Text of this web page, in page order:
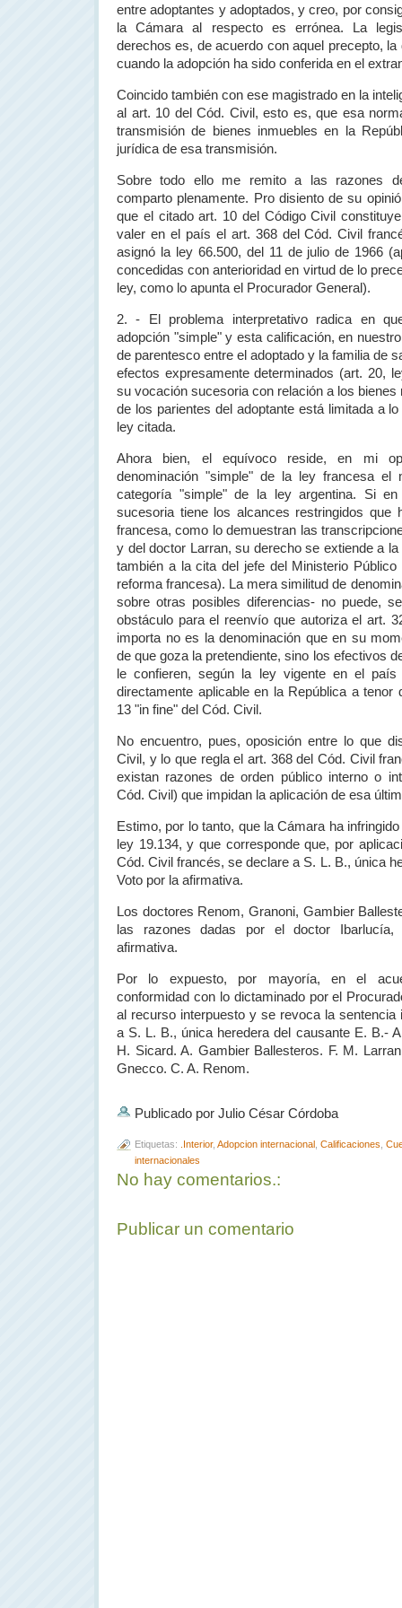
entre adoptantes y adoptados, y creo, por
la Cámara al respecto es errónea. La
derechos es, de acuerdo con aquel precepto, la
cuando la adopción ha sido conferida en el
Coincido también con ese magistrado en la
al art. 10 del Cód. Civil, esto es, que esa
transmisión de bienes inmuebles en
la
jurídica de esa transmisión.
Sobre todo ello me remito a las razones
comparto plenamente. Pro disiento de su
que el citado art. 10 del Código Civil
valer en el país el art. 368 del Cód. Civil
asignó la ley 66.500, del 11 de julio de 1966
concedidas con anterioridad en virtud de lo
ley, como lo apunta el Procurador General).
2. - El problema interpretativo radica en
adopción "simple" y esta calificación, en
de parentesco entre el adoptado y la familia de
efectos expresamente determinados (art. 20,
su vocación sucesoria con relación a los
de los parientes del adoptante está limitada a
ley citada.
Ahora bien, el equívoco reside, en mi
denominación "simple" de la ley francesa el
categoría "simple" de la ley argentina. Si
sucesoria tiene los alcances restringidos que
francesa, como lo demuestran las
y del doctor Larran, su derecho se extiende a
también a la cita del jefe del Ministerio
reforma francesa). La mera similitud de
sobre otras posibles diferencias- no puede,
obstáculo para el reenvío que autoriza el art.
importa no es la denominación que en su
de que goza la pretendiente, sino los efectivos
le confieren, según la ley vigente en el
directamente aplicable en la República a tenor
13 "in fine" del Cód. Civil.
No encuentro, pues, oposición entre lo que
Civil, y lo que regla el art. 368 del Cód. Civil
existan razones de orden público interno o
Cód. Civil) que impidan la aplicación de esa
Estimo, por lo tanto, que la Cámara ha
ley 19.134, y que corresponde que, por
Cód. Civil francés, se declare a S. L. B., única
Voto por la afirmativa.
Los doctores Renom, Granoni, Gambier
las razones dadas por el doctor
afirmativa.
Por lo expuesto, por mayoría, en el
conformidad con lo dictaminado por el
al recurso interpuesto y se revoca la sentencia
a S. L. B., única heredera del causante E. B.-
H. Sicard. A. Gambier Ballesteros. F. M.
Gnecco. C. A. Renom.
Publicado por Julio César Córdoba
Etiquetas: .Interior, Adopcion internacional Calificaciones
internacionales
No hay comentarios.:
Publicar un comentario